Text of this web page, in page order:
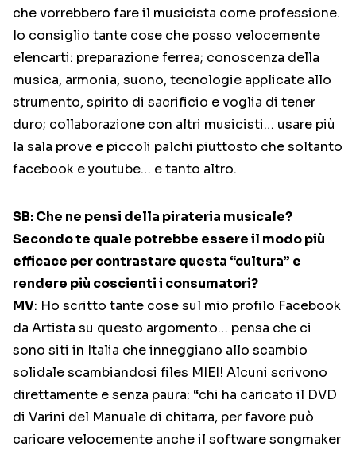
che vorrebbero fare il musicista come professione.
Io consiglio tante cose che posso velocemente
elencarti: preparazione ferrea; conoscenza della
musica, armonia, suono, tecnologie applicate allo
strumento, spirito di sacrificio e voglia di tener
duro; collaborazione con altri musicisti… usare più
la sala prove e piccoli palchi piuttosto che soltanto
facebook e youtube… e tanto altro.
SB: Che ne pensi della pirateria musicale?
Secondo te quale potrebbe essere il modo più
efficace per contrastare questa “cultura” e
rendere più coscienti i consumatori?
MV: Ho scritto tante cose sul mio profilo Facebook
da Artista su questo argomento… pensa che ci
sono siti in Italia che inneggiano allo scambio
solidale scambiandosi files MIEI! Alcuni scrivono
direttamente e senza paura: “chi ha caricato il DVD
di Varini del Manuale di chitarra, per favore può
caricare velocemente anche il software songmaker